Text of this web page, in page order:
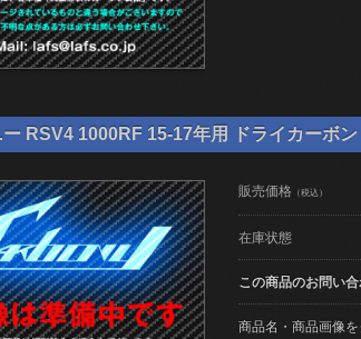
ー RSV4 1000RF 15-17年用 ドライカーボ
販売価格 （税込）
在庫状態
この商品のお問い
商品名・商品画像